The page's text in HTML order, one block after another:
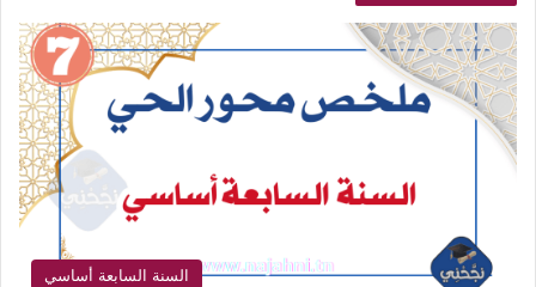
السنة السابعة أساسي